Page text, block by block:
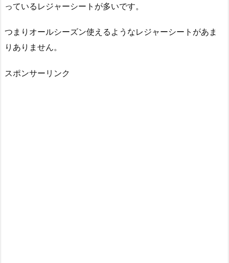
っているレジャーシートが多いです。
つまりオールシーズン使えるようなレジャーシートがあま
りありません。
スポンサーリンク